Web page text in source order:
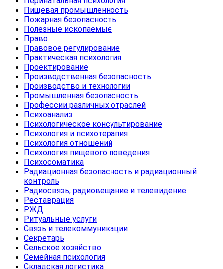
Пищевая промышленность
Пожарная безопасность
Полезные ископаемые
Право
Правовое регулирование
Практическая психология
Проектирование
Производственная безопасность
Производство и технологии
Промышленная безопасность
Профессии различных отраслей
Психоанализ
Психологическое консультирование
Психология и психотерапия
Психология отношений
Психология пищевого поведения
Психосоматика
Радиационная безопасность и радиационный
контроль
Радиосвязь, радиовещание и телевидение
Реставрация
РЖД
Ритуальные услуги
Связь и телекоммуникации
Секретарь
Сельское хозяйство
Семейная психология
Складская логистика